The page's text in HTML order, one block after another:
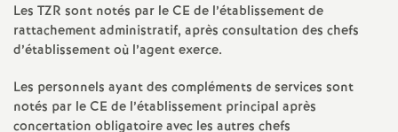
d
d
Les TZR sont notés par le CE de l’établissement de
rattachement administratif, après consultation des chefs
d’établissement où l’agent exerce.
Les personnels ayant des compléments de services sont
notés par le CE de l’établissement principal après
concertation obligatoire avec les autres chefs